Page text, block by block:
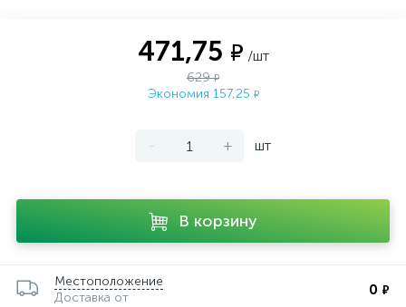
471,75 ₽ /шт
629₽
Экономия 157,25 ₽
- + шт
В корзину
Местоположение
Доставка от
0 ₽